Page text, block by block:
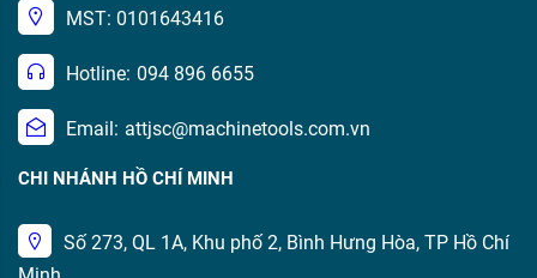
MST: 0101643416
Hotline: 094 896 6655
Email: attjsc@machinetools.com.vn
CHI NHÁNH HỒ CHÍ MINH
Số 273, QL 1A, Khu phố 2, Bình Hưng Hòa, TP Hồ Chí